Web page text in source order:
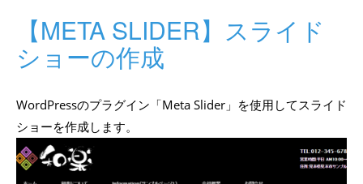
【META SLIDER】スライド
ショーの作成
WordPressのプラグイン「Meta Slider」を使用してスライド
ショーを作成します。